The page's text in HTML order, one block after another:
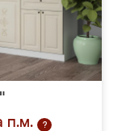
п.м.
?